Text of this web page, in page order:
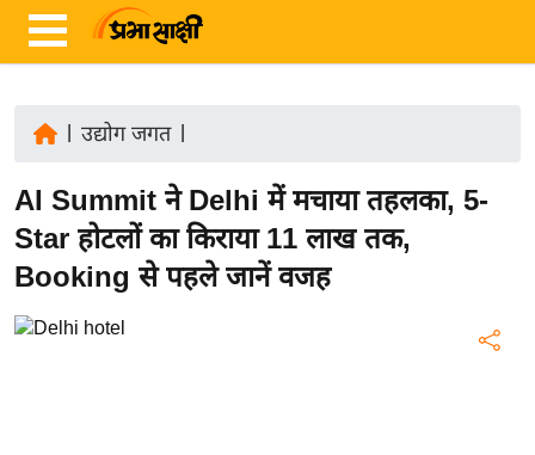
ज़ा
ख
ब
र
रा
उद्योग जगत|
AI Summit ने Delhi में मचाया तहलका, 5-
Star होटलों का किराया 11 लाख तक,
Booking से पहले जानें वजह